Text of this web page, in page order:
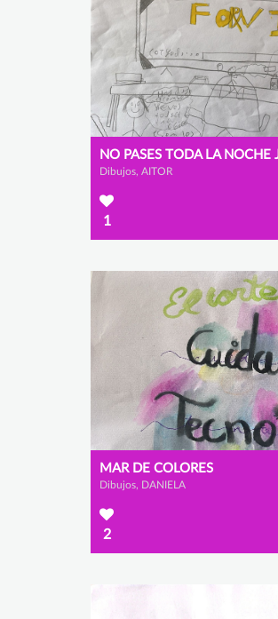
Dibujos, AITOR
1
MAR DE COLORES
Dibujos, DANIELA
2